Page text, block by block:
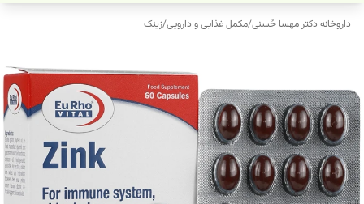
داروخانه دکتر مهسا حُسنی/مکمل غذایی و دارویی/زینک